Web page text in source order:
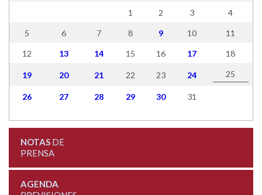
1 2 3 4
5 6 7 8 9 10 11
12 13 14 15 16 17 18
19 20 21 22 23 24 25
26 27 28 29 30 31
NOTASDE
PRENSA
AGENDA